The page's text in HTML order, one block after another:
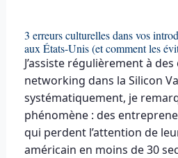
3 erreurs culturelles dans vos
aux États-Unis (et comment les
J’assiste régulièrement à
networking dans la Silicon
systématiquement, je
phénomène : des
qui perdent l’attention de
américain en moins de 30